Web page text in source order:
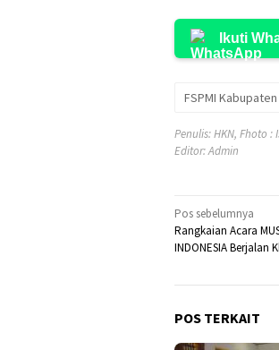
Ikuti
FSPMI
Penulis: HKN, Fhoto :
Editor: Admin
Navigasi
pos
Pos sebelumnya
Rangkaian Acara
INDONESIA Berjalan
POS TERKAIT